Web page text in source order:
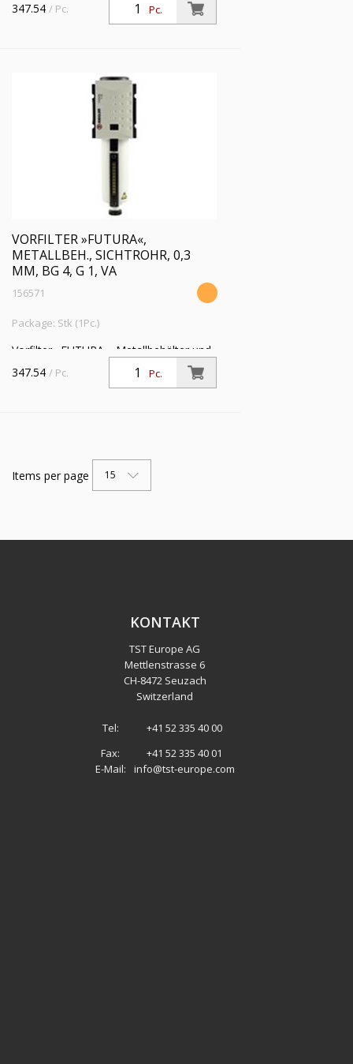
Pc.
347.54 / Pc.
VORFILTER »FUTURA«,
METALLBEH., SICHTROHR, 0,3
ΜM, BG 4, G 1, VA
156571
Package: Stk (1Pc.)
Vorfilter »FUTURA«, Metallbehälter und
Sichtrohr, 0,3 µm, BG 4, G 1, PE 1,5 - 16
bar, Temp. -10 °C bis 50 °C,
Pc.
347.54 / Pc.
Items per page 15
KONTAKT
TST Europe AG
Mettlenstrasse 6
CH-8472 Seuzach
Switzerland
Tel:
+41 52 335 40 00
Fax:
+41 52 335 40 01
E-Mail:
info@tst-europe.com